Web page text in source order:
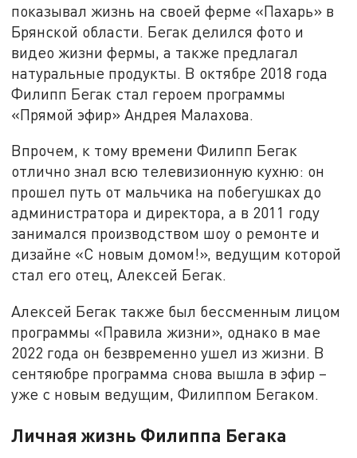
показывал жизнь на своей ферме «Пахарь» в
Брянской области. Бегак делился фото и
видео жизни фермы, а также предлагал
натуральные продукты. В октябре 2018 года
Филипп Бегак стал героем программы
«Прямой эфир» Андрея Малахова.
Впрочем, к тому времени Филипп Бегак
отлично знал всю телевизионную кухню: он
прошел путь от мальчика на побегушках до
администратора и директора, а в 2011 году
занимался производством шоу о ремонте и
дизайне «С новым домом!», ведущим которой
стал его отец, Алексей Бегак.
Алексей Бегак также был бессменным лицом
программы «Правила жизни», однако в мае
2022 года он безвременно ушел из жизни. В
сентяюбре программа снова вышла в эфир –
уже с новым ведущим, Филиппом Бегаком.
Личная жизнь Филиппа Бегака